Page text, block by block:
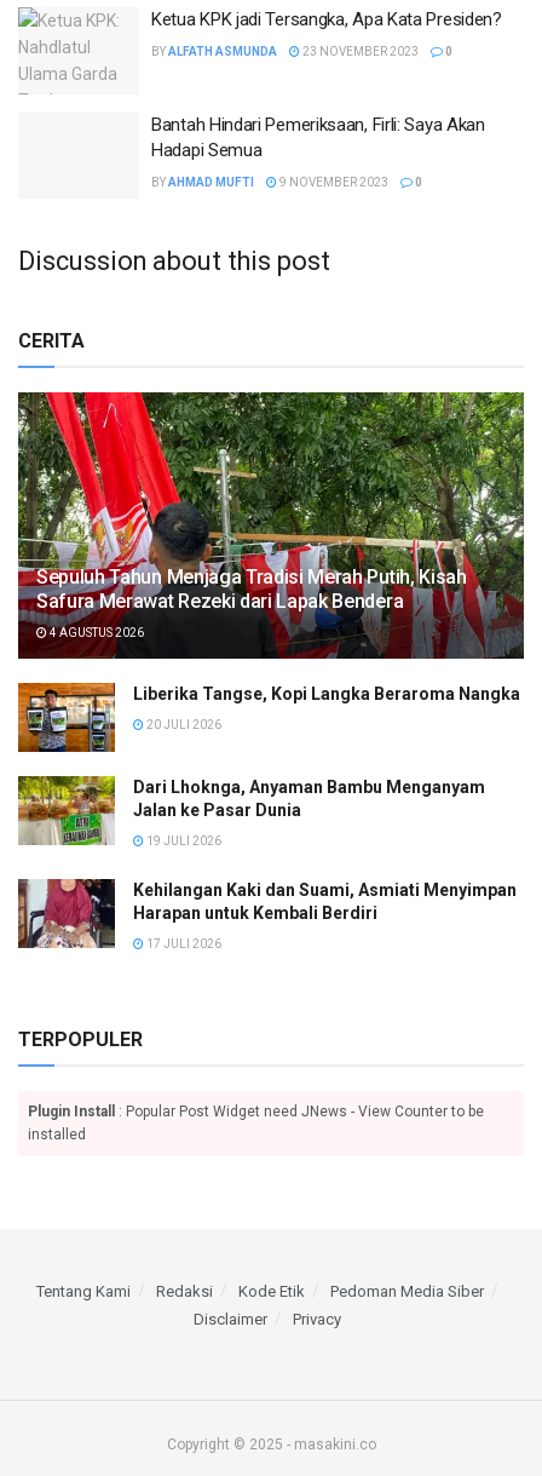
Ketua KPK jadi Tersangka, Apa Kata Presiden?
BYALFATH ASMUNDA 23 NOVEMBER 2023 0
Bantah Hindari Pemeriksaan, Firli: Saya Akan
Hadapi Semua
BYAHMAD MUFTI 9 NOVEMBER 2023 0
Discussion about this post
CERITA
Sepuluh Tahun Menjaga Tradisi Merah Putih, Kisah
Safura Merawat Rezeki dari Lapak Bendera
4 AGUSTUS 2026
Liberika Tangse, Kopi Langka Beraroma Nangka
20 JULI 2026
Dari Lhoknga, Anyaman Bambu Menganyam
Jalan ke Pasar Dunia
19 JULI 2026
Kehilangan Kaki dan Suami, Asmiati Menyimpan
Harapan untuk Kembali Berdiri
17 JULI 2026
TERPOPULER
Plugin Install
: Popular Post Widget need JNews - View Counter to be
installed
Tentang Kami Redaksi Kode Etik
Pedoman Media Siber
Disclaimer
Privacy
Copyright © 2025 - masakini.co